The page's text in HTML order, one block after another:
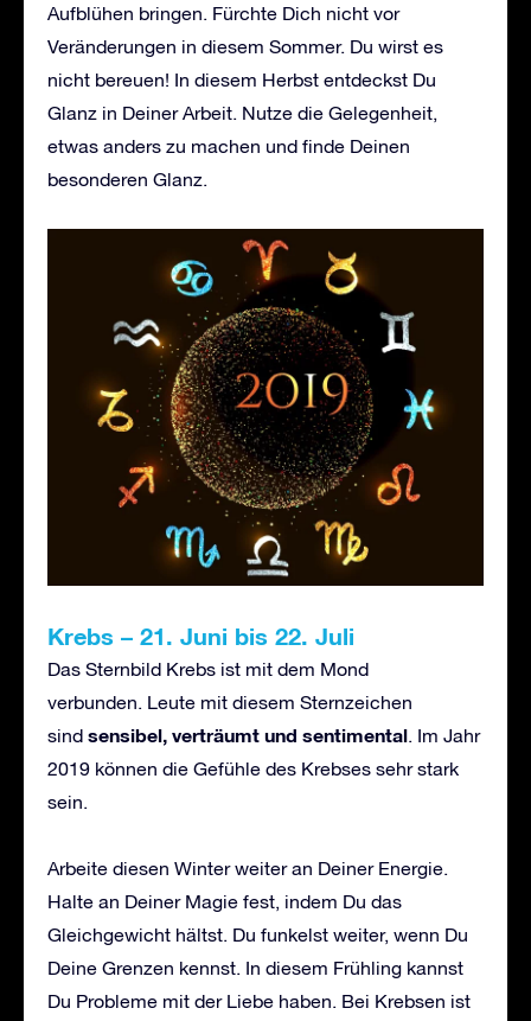
Aufblühen bringen. Fürchte Dich nicht vor
Veränderungen in diesem Sommer. Du wirst es
nicht bereuen! In diesem Herbst entdeckst Du
Glanz in Deiner Arbeit. Nutze die Gelegenheit,
etwas anders zu machen und finde Deinen
besonderen Glanz.
Krebs – 21. Juni bis 22. Juli
Das Sternbild Krebs ist mit dem Mond
verbunden. Leute mit diesem Sternzeichen
sind sensibel, verträumt und sentimental. Im Jahr
2019 können die Gefühle des Krebses sehr stark
sein.
Arbeite diesen Winter weiter an Deiner Energie.
Halte an Deiner Magie fest, indem Du das
Gleichgewicht hältst. Du funkelst weiter, wenn Du
Deine Grenzen kennst. In diesem Frühling kannst
Du Probleme mit der Liebe haben. Bei Krebsen ist